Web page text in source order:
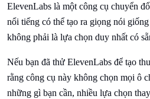
ElevenLabs là một công cụ chuyển
nổi tiếng có thể tạo ra giọng nói
không phải là lựa chọn duy nhất có
Nếu bạn đã thử ElevenLabs để tạo
rằng công cụ này không chọn mọi ô
những gì bạn cần, nhiều lựa chọn